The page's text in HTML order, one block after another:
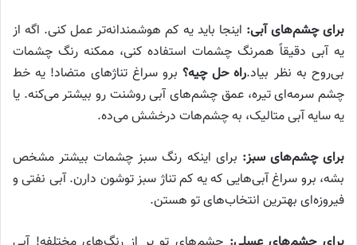
برای چشم‌های آبی: اینجا باید یه کم هوشمندانه‌تر عمل کنی. اگه از
یه آبی دقیقاً همرنگ چشمات استفاده کنی، ممکنه رنگ چشمات
بی‌روح به نظر بیاد.راه حل چیه؟برو سراغ تناژهای متضاد! یه خط
چشم سرمه‌ای تیره، عمق چشم‌های آبی روشنت رو بیشتر می‌کنه. یا
یه سایه آبی متالیک، به چشم‌هات درخشش می‌ده.
برای چشم‌های سبز: برای اینکه رنگ سبز چشمات بیشتر مشخص
بشه، برو سراغ آبی‌هایی که یه کم تناژ سبز توشون دارن. آبی نفتی و
فیروزه‌ای بهترین انتخاب‌های تو هستن.